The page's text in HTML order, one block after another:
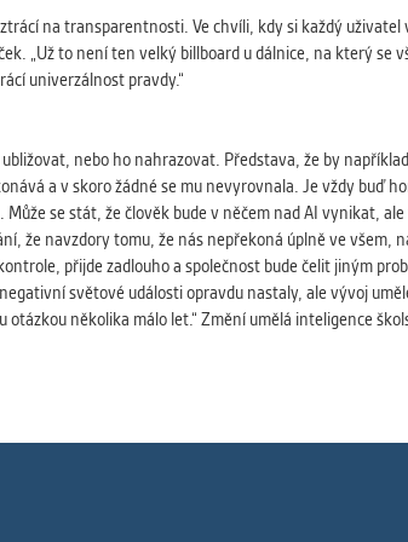
aplikace. Zpravidla jde o cookies systémů
využíváme.
správných nabídek a cílení obsahu
jde o cookies systémů třetích stran, které
pomáhají.
zařadit. Naším cílem je, aby tato
na transparentnosti. Ve chvíli, kdy si každý
„Už to není ten velký billboard u dálnice, na který se
univerzálnost pravdy.“
nebo ho nahrazovat. Představa, že by
a v skoro žádné se mu nevyrovnala. Je vždy buď
se stát, že člověk bude v něčem nad AI vynikat,
že navzdory tomu, že nás nepřekoná úplně ve všem,
přijde zadlouho a společnost bude čelit jiným
světové události opravdu nastaly, ale vývoj
několika málo let.“ Změní umělá inteligence